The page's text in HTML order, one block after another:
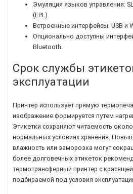
Эмуляция языков управления:
(EPL).
Встроенные интерфейсы: USB и
Опционально доступны
Bluetooth.
Срок службы
эксплуатации
Принтер использует прямую
изображение формируется путем
Этикетки сохраняют читаемость
нормальных условиях хранения.
влажность или заморозка могут
более долговечных этикеток
термотрансферный принтер с
подбираемой под условия